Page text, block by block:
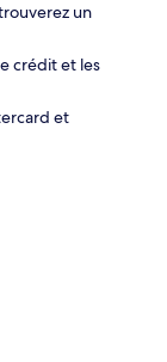
un
crédit et les
et